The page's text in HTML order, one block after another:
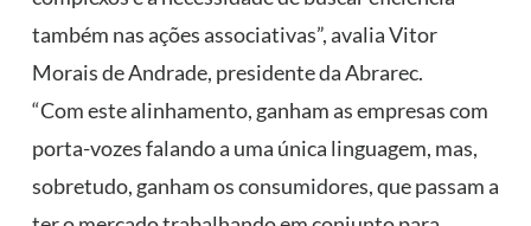
também nas ações associativas”, avalia Vitor
Morais de Andrade, presidente da Abrarec.
“Com este alinhamento, ganham as empresas com
porta-vozes falando a uma única linguagem, mas,
sobretudo, ganham os consumidores, que passam a